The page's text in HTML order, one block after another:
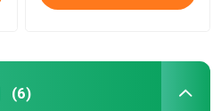
(6)